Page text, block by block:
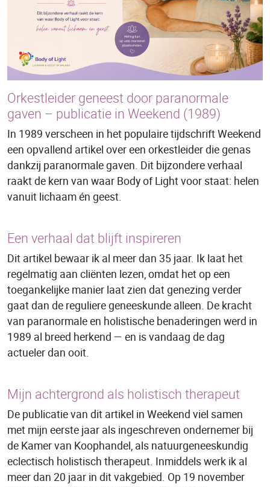
Orkestleider geneest door paranormale
gaven – publicatie in Weekend (1989)
In 1989 verscheen in het populaire tijdschrift Weekend
een opvallend artikel over een orkestleider die genas
dankzij paranormale gaven. Dit bijzondere verhaal
raakt de kern van waar Body of Light voor staat: helen
vanuit lichaam én geest.
Een verhaal dat blijft inspireren
Dit artikel bewaar ik al meer dan 35 jaar. Ik laat het
regelmatig aan cliënten lezen, omdat het op een
toegankelijke manier laat zien dat genezing verder
gaat dan de reguliere geneeskunde alleen. De kracht
van paranormale en holistische benaderingen werd in
1989 al breed herkend — en is vandaag de dag
actueler dan ooit.
Mijn achtergrond als holistisch therapeut
De publicatie van dit artikel in Weekend viel samen
met mijn eerste jaar als ingeschreven ondernemer bij
de Kamer van Koophandel, als natuurgeneeskundig
eclectisch holistisch therapeut. Inmiddels werk ik al
meer dan 20 jaar in dit vakgebied. Op 19 november